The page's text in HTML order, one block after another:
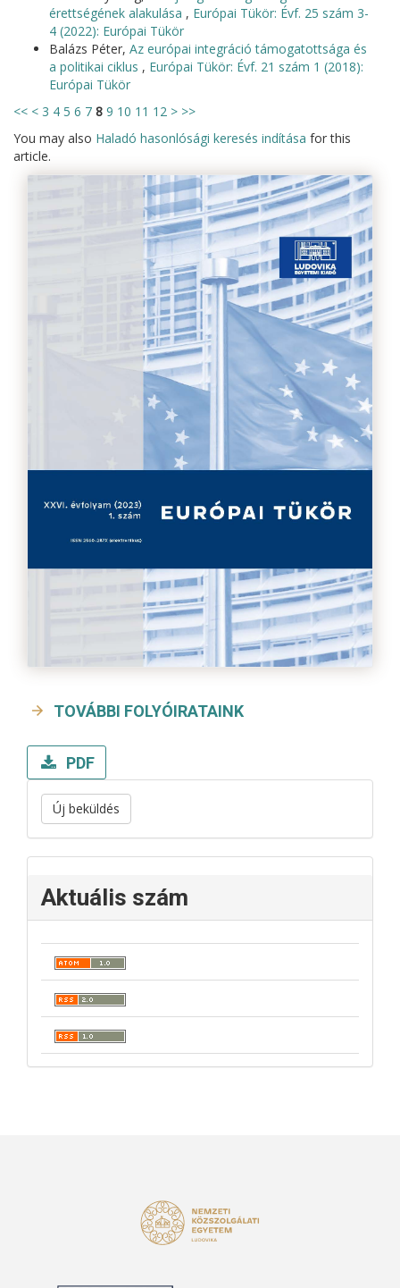
érettségének alakulása , Európai Tükör: Évf. 25 szám 3-
4 (2022): Európai Tükör
Balázs Péter, Az európai integráció támogatottsága és
a politikai ciklus , Európai Tükör: Évf. 21 szám 1 (2018):
Európai Tükör
<< < 3 4 5 6 7 8 9 10 11 12 > >>
You may also Haladó hasonlósági keresés indítása for this
article.
TOVÁBBI FOLYÓIRATAINK
PDF
Új beküldés
Aktuális szám